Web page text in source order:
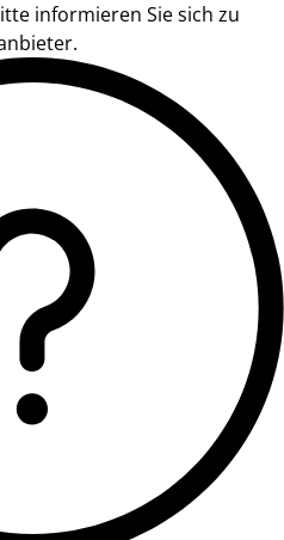
informieren Sie sich zu